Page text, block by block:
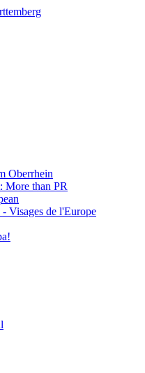
Oberrhein
More than PR
Visages de l'Europe